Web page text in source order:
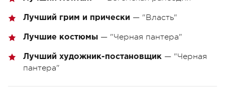
Лучший грим и прически — "Власть"
Лучшие костюмы — "Черная пантера"
Лучший художник-постановщик — "Черная
пантера"